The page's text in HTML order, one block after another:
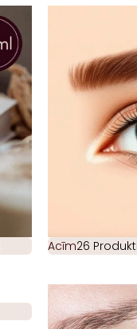
Acīm26 Produkti